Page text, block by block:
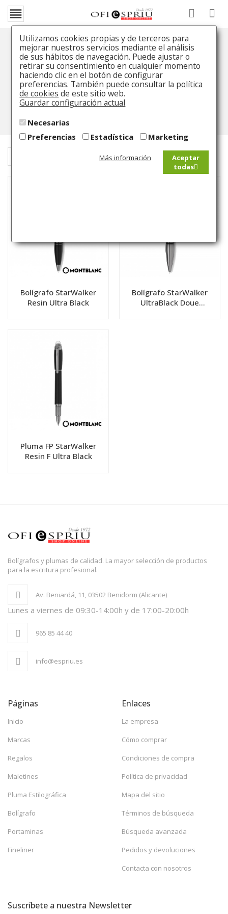

Montblanc UltraBlack
Inicio Catálogo Colecciones
UltraBlack

Bolígrafo StarWalker
Resin Ultra Black
Bolígrafo StarWalker
UltraBlack Doue
Pluma FP StarWalker
Resin F Ultra Black
Bolígrafos y plumas de calidad. La mayor selección de productos
para la escritura profesional.
Av. Beniardá, 11, 03502 Benidorm (Alicante)
Lunes a viernes de 09:30-14:00h y de 17:00-20:00h
965 85 44 40
info@espriu.es
Páginas
Inicio
Marcas
Regalos
Maletines
Pluma Estilográfica
Bolígrafo
Portaminas
Fineliner
Enlaces
La empresa
Cómo comprar
Condiciones de compra
Política de privacidad
Mapa del sitio
Términos de búsqueda
Búsqueda avanzada
Pedidos y devoluciones
Contacta con nosotros
Suscríbete a nuestra Newsletter
Utilizamos cookies propias y de terceros para
mejorar nuestros servicios mediante el análisis
de sus hábitos de navegación. Puede ajustar o
retirar su consentimiento en cualquier momento
haciendo clic en el botón de configurar
preferencias. También puede consultar la política
de cookies de este sitio web.
Guardar configuración actual
Necesarias
Preferencias
Estadística Marketing
Más información
Aceptar
todas